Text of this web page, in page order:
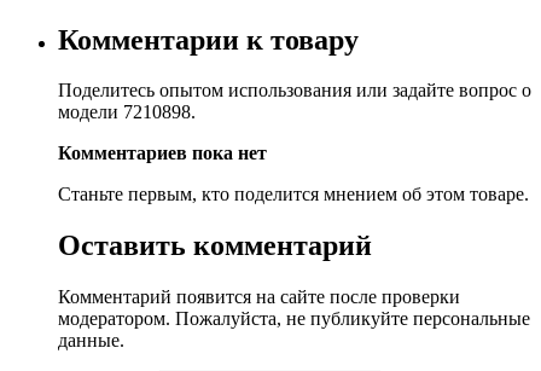
Комментарии к товару
Поделитесь опытом использования или задайте вопрос о
модели 7210898.
Комментариев пока нет
Станьте первым, кто поделится мнением об этом товаре.
Оставить комментарий
Комментарий появится на сайте после проверки
модератором. Пожалуйста, не публикуйте персональные
данные.